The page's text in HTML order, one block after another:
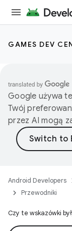
GAMES DEV
Google używa
Twój
przez AI mogą
Android Developers
Przewodniki
Czy te wskazówki